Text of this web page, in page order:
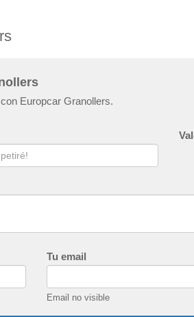
Europcar Granollers.
Tu email
Email no visible